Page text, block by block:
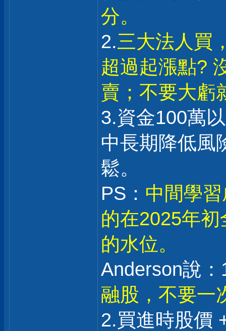
分。
2.三大法人買
超過起漲點?
賣；不要大虧
3.資金100萬
中長期降低風
鬆。
PS： 中間學
的在2025年
的水位。
Anderson說：
融股，不要一
2.買進時股價